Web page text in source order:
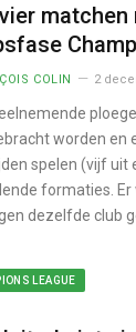
matchen
COLIN 2
worden en
spelen (vijf uit
formaties.
dezelfde club
LEAGUE